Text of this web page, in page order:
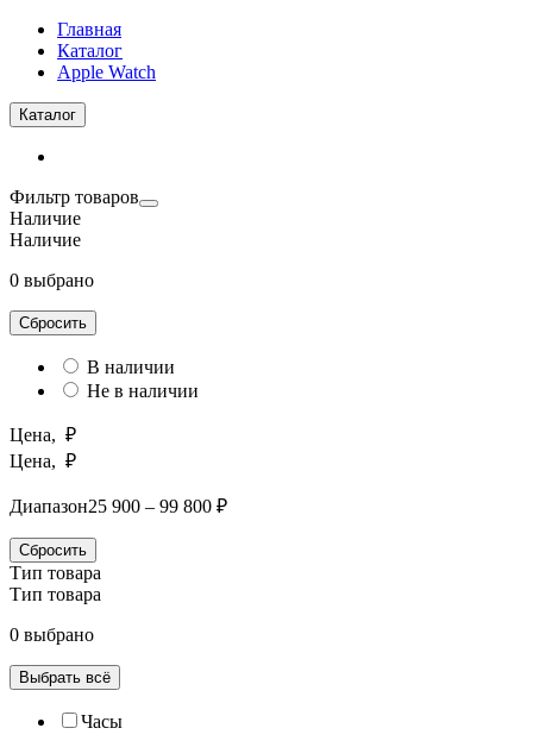
Главная
Каталог
Apple Watch
Каталог
Фильтр товаров
Наличие
Наличие
0 выбрано
Сбросить
В наличии
Не в наличии
Цена, ₽
Цена, ₽
Диапазон25 900 – 99 800 ₽
Сбросить
Тип товара
Тип товара
0 выбрано
Выбрать всё
Часы